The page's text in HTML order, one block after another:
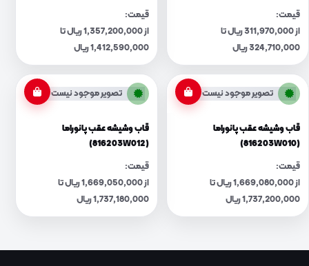
قیمت:
از 311,970,000 ریال تا
324,710,000 ریال
قیمت:
از 1,357,200,000 ریال تا
1,412,590,000 ریال
تصویر موجود نیست
قاب وشیشه عقب پانوراما
(816203W010)
قیمت:
از 1,669,080,000 ریال تا
1,737,200,000 ریال
تصویر موجود نیست
قاب وشیشه عقب پانوراما
(816203W012)
قیمت:
از 1,669,050,000 ریال تا
1,737,180,000 ریال